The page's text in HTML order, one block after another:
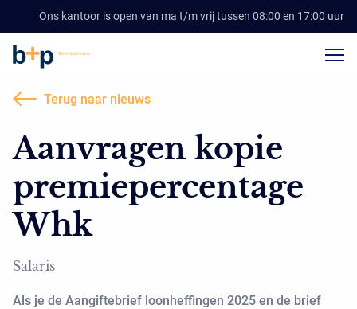
Ons kantoor is open van ma t/m vrij tussen 08:00 en 17:00 uur
Terug naar nieuws
Aanvragen kopie
premiepercentage
Whk
Salaris
Als je de Aangiftebrief loonheffingen 2025 en de brief